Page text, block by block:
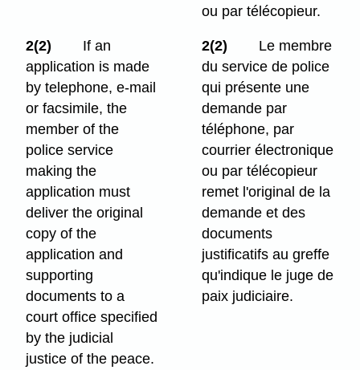
ou par télécopieur.
2(2)
If an
application is made
by telephone, e-mail
or facsimile, the
member of the
police service
making the
application must
deliver the original
copy of the
application and
supporting
documents to a
court office specified
by the judicial
justice of the peace.
2(2)
Le membre
du service de police
qui présente une
demande par
téléphone, par
courrier électronique
ou par télécopieur
remet l'original de la
demande et des
documents
justificatifs au greffe
qu'indique le juge de
paix judiciaire.